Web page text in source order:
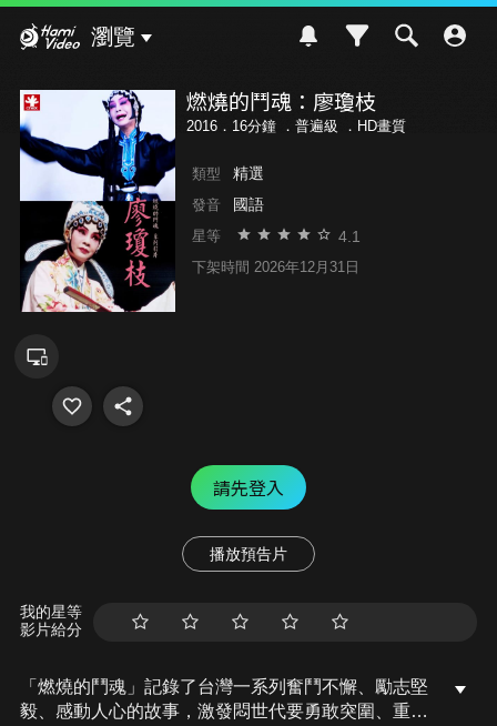
瀏覽
燃燒的鬥魂：廖瓊枝
2016．16分鐘 ． 普遍級 ．HD畫質
類型 精選
發音 國語
星等 4.1
下架時間 2026年12月31日
請先登入
播放預告片
我的星等
影片給分
「燃燒的鬥魂」記錄了台灣一系列奮鬥不懈、勵志堅
毅、感動人心的故事，激發悶世代要勇敢突圍、重燃